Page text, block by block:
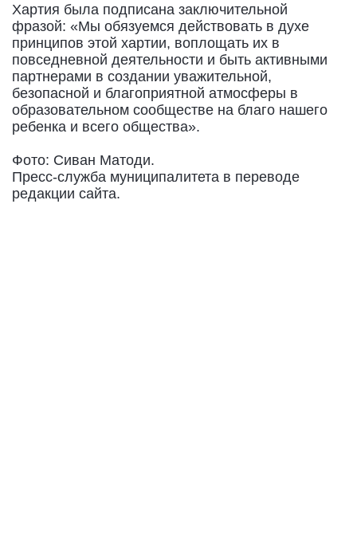
Хартия была подписана заключительной
фразой: «Мы обязуемся действовать в духе
принципов этой хартии, воплощать их в
повседневной деятельности и быть активными
партнерами в создании уважительной,
безопасной и благоприятной атмосферы в
образовательном сообществе на благо нашего
ребенка и всего общества».
Фото: Сиван Матоди.
Пресс-служба муниципалитета в переводе
редакции сайта.